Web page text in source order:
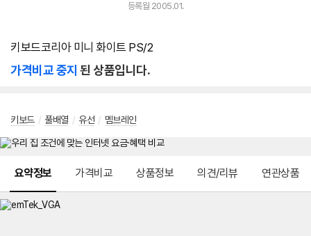
등록월 2005.01.
키보드코리아 미니 화이트 PS/2
가격비교 중지 된 상품입니다.
키보드 / 풀배열 / 유선 / 멤브레인
요약정보 가격비교 상품정보 의견/리뷰 연관상품